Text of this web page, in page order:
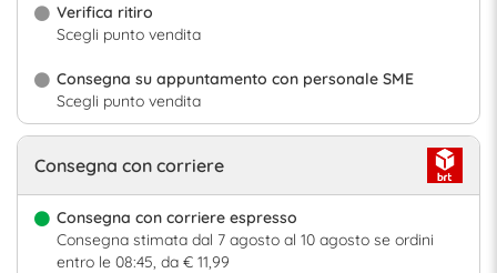
Verifica ritiro
Scegli punto vendita
Consegna su appuntamento con personale SME
Scegli punto vendita
Consegna con corriere
Consegna con corriere espresso
Consegna stimata dal 7 agosto al 10 agosto se ordini
entro le 08:45, da € 11,99